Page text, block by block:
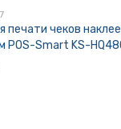
печати чеков
POS-Smart KS-